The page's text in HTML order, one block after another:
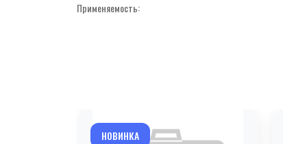
Применяемость:
НОВИНКА